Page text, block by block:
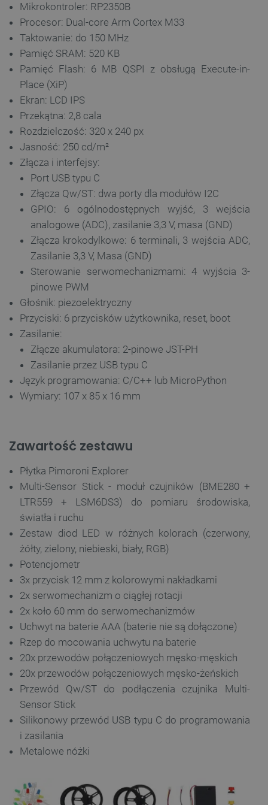
Mikrokontroler: RP2350B
Procesor: Dual-core Arm Cortex M33
Taktowanie: do 150 MHz
Pamięć SRAM: 520 KB
Pamięć Flash: 6 MB QSPI z obsługą Execute-in-
Place (XiP)
Ekran: LCD IPS
Przekątna: 2,8 cala
Rozdzielczość: 320 x 240 px
Jasność: 250 cd/m²
Złącza i interfejsy:
Port USB typu C
Złącza Qw/ST: dwa porty dla modułów I2C
GPIO: 6 ogólnodostępnych wyjść, 3 wejścia
analogowe (ADC), zasilanie 3,3 V, masa (GND)
Złącza krokodylkowe: 6 terminali, 3 wejścia ADC,
Zasilanie 3,3 V, Masa (GND)
Sterowanie serwomechanizmami: 4 wyjścia 3-
pinowe PWM
Głośnik: piezoelektryczny
Przyciski: 6 przycisków użytkownika, reset, boot
Zasilanie:
Złącze akumulatora: 2-pinowe JST-PH
Zasilanie przez USB typu C
Język programowania: C/C++ lub MicroPython
Wymiary: 107 x 85 x 16 mm
Zawartość zestawu
Płytka Pimoroni Explorer
Multi-Sensor Stick - moduł czujników (BME280 +
LTR559 + LSM6DS3) do pomiaru środowiska,
światła i ruchu
Zestaw diod LED w różnych kolorach (czerwony,
żółty, zielony, niebieski, biały, RGB)
Potencjometr
3x przycisk 12 mm z kolorowymi nakładkami
2x serwomechanizm o ciągłej rotacji
2x koło 60 mm do serwomechanizmów
Uchwyt na baterie AAA (baterie nie są dołączone)
Rzep do mocowania uchwytu na baterie
20x przewodów połączeniowych męsko-męskich
20x przewodów połączeniowych męsko-żeńskich
Przewód Qw/ST do podłączenia czujnika Multi-
Sensor Stick
Silikonowy przewód USB typu C do programowania
i zasilania
Metalowe nóżki
PrestaShop-[abcdef0123456789]{32}
_lb .botland.com.pl
VISITOR_PRIVACY_METADATA
.youtube.com
__cf_bm
PHPSESSID
PHP.net